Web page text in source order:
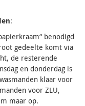
:
benodigd
gedeelte komt via
de resterende
en donderdag is
klaar voor
voor ZLU,
maar op.